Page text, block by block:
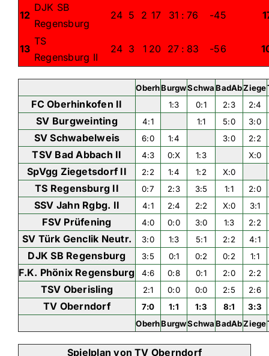
12
DJK SB
Regensburg
24 5 2 17 31 : 76 -45
13
TS
Regensburg II
24 3 1 20 27 : 83 -56
OberhBurgwSchwa BadAbZiege
FC Oberhinkofen II 1:3 0:1 2:3 2:4
SV Burgweinting 4:1 1:1 5:0 3:0
SV Schwabelweis 6:0 1:4 3:0 2:2
TSV Bad Abbach II 4:3 0:X 1:3 X:0
SpVgg Ziegetsdorf II 2:2 1:4 1:2 X:0
TS Regensburg II 0:7 2:3 3:5 1:1 2:0
SSV Jahn Rgbg. II 4:1 2:4 2:2 X:0 3:1
FSV Prüfening 4:0 0:0 3:0 1:3 2:2
SV Türk Genclik Neutr. 3:0 1:3 5:1 2:2 4:1
DJK SB Regensburg 3:5 0:1 0:2 0:2 1:1
F.K. Phönix Regensburg 4:6 0:8 0:1 2:0 2:2
TSV Oberisling 2:1 0:0 0:0 2:5 2:6
TV Oberndorf 7:0 1:1 1:3 8:1
3:3
OberhBurgwSchwa BadAbZiege
Spielplan von TV Oberndorf